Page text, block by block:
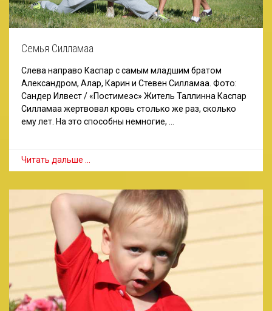
Семья Силламаа
Слева направо Каспар с самым младшим братом
Александром, Алар, Карин и Стевен Силламаа. Фото:
Сандер Илвест / «Постимеэс» Житель Таллинна Каспар
Силламаа жертвовал кровь столько же раз, сколько
ему лет. На это способны немногие, …
Читать дальше …